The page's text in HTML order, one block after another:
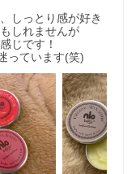
しっとり感が好き
しれませんが
じです！
っています(笑)